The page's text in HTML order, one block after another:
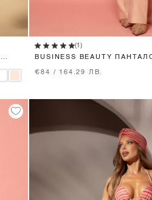
S
(1)
BUSINESS BEAUTY
€84 / 164.29 ЛВ.